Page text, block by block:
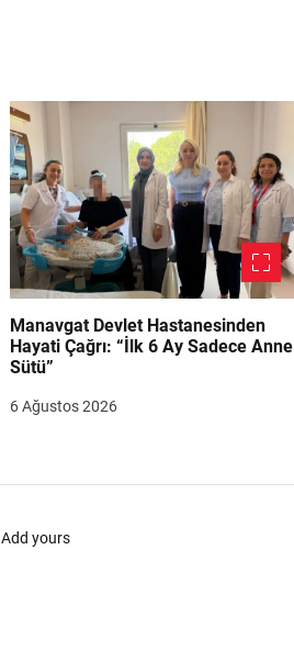
Manavgat Devlet Hastanesinden
Hayati Çağrı: “İlk 6 Ay Sadece Anne
Sütü”
6 Ağustos 2026
Add yours